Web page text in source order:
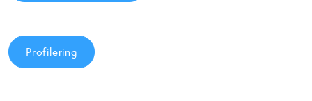
Profilering